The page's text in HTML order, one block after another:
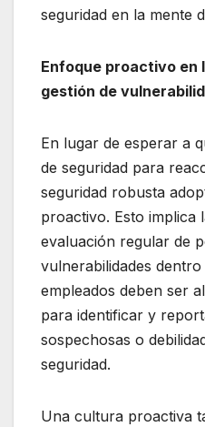
seguridad en la mente
Enfoque proactivo en
gestión de
En lugar de esperar a
de seguridad para
seguridad robusta
proactivo. Esto implica
evaluación regular de
vulnerabilidades
empleados deben ser
para identificar y
sospechosas o
seguridad.
Una cultura proactiva